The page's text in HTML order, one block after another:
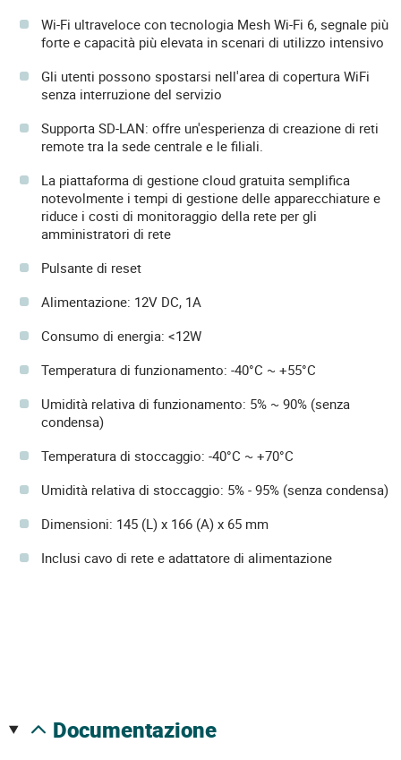
Wi-Fi ultraveloce con tecnologia Mesh Wi-Fi 6, segnale più
forte e capacità più elevata in scenari di utilizzo intensivo
Gli utenti possono spostarsi nell'area di copertura WiFi
senza interruzione del servizio
Supporta SD-LAN: offre un'esperienza di creazione di reti
remote tra la sede centrale e le filiali.
La piattaforma di gestione cloud gratuita semplifica
notevolmente i tempi di gestione delle apparecchiature e
riduce i costi di monitoraggio della rete per gli
amministratori di rete
Pulsante di reset
Alimentazione: 12V DC, 1A
Consumo di energia: <12W
Temperatura di funzionamento: -40°C ~ +55°C
Umidità relativa di funzionamento: 5% ~ 90% (senza
condensa)
Temperatura di stoccaggio: -40°C ~ +70°C
Umidità relativa di stoccaggio: 5% - 95% (senza condensa)
Dimensioni: 145 (L) x 166 (A) x 65 mm
Inclusi cavo di rete e adattatore di alimentazione
documentazione